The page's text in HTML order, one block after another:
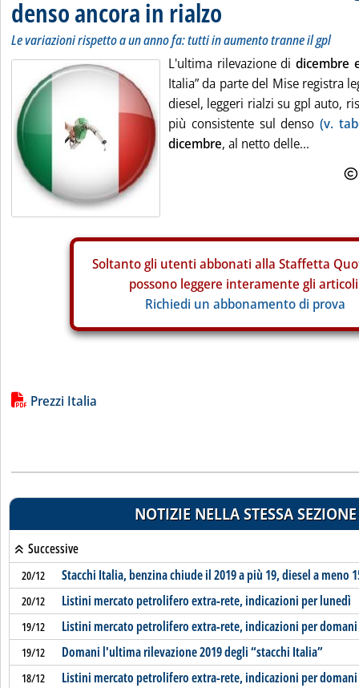
denso ancora in rialzo
Le variazioni rispetto a un anno fa: tutti in aumento tranne il gpl
L'ultima rilevazione di dicembre
Italia” da parte del Mise registra
diesel, leggeri rialzi su gpl auto,
più consistente sul denso(v.
dicembre, al netto delle...
Soltanto gli utenti abbonati alla Staffetta
possono leggere interamente gli
Richiedi un abbonamento di prova
Lista allegati PDF alla notizia
Prezzi Italia
NOTIZIE NELLA STESSA SEZIONE
Successive
20/12 Stacchi Italia, benzina chiude il 2019 a più 19, diesel a meno
20/12 Listini mercato petrolifero extra-rete, indicazioni per lunedì
19/12 Listini mercato petrolifero extra-rete, indicazioni per domani
19/12 Domani l'ultima rilevazione 2019 degli “stacchi Italia”
18/12 Listini mercato petrolifero extra-rete, indicazioni per domani